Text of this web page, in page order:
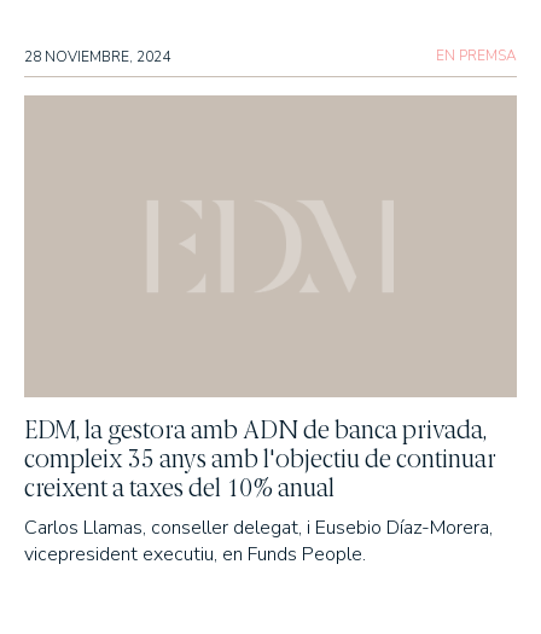
28 NOVIEMBRE, 2024 EN PREMSA
EDM, la gestora amb ADN de banca privada,
compleix 35 anys amb l'objectiu de continuar
creixent a taxes del 10% anual
Carlos Llamas, conseller delegat, i Eusebio Díaz-Morera,
vicepresident executiu, en Funds People.